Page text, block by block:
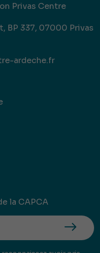
Privas Centre
BP 337, 07000 Privas
ardeche.fr
la CAPCA